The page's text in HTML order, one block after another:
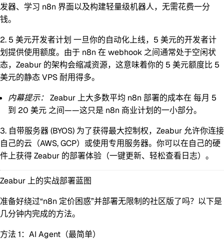
发器、学习 n8n 界面以及构建轻量级机器人，无需花费一分
钱。
2. 5 美元开发者计划 一旦你的自动化上线，5 美元的开发者计
划提供使用额度。由于 n8n 在 webhook 之间通常处于空闲状
态，Zeabur 的架构会缩减资源，这意味着你的 5 美元额度比 5
美元的静态 VPS 耐用得多。
内幕提示： Zeabur 上大多数平均 n8n 部署的成本在 每月 5
到 20 美元 之间——这只是 n8n 商业计划的一小部分。
3. 自带服务器 (BYOS) 为了获得最大控制权，Zeabur 允许你连接
自己的云（AWS, GCP）或使用专用服务器。你可以在自己的硬
件上获得 Zeabur 的部署体验（一键更新、轻松查看日志）。
Zeabur 上的实战部署蓝图
准备好绕过“n8n 定价困惑”并部署无限制的社区版了吗？以下是
几分钟内完成的方法。
方法 1：AI Agent（最简单）